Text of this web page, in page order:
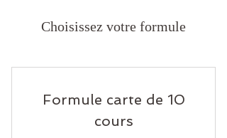
Choisissez votre formule
Formule carte de 10
cours